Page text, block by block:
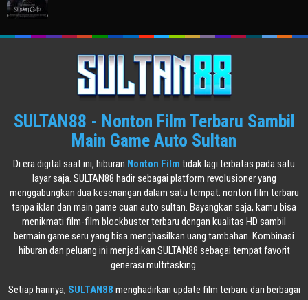
SULTAN88 - Nonton Film Terbaru Sambil
Main Game Auto Sultan
Di era digital saat ini, hiburan Nonton Film tidak lagi terbatas pada satu
layar saja. SULTAN88 hadir sebagai platform revolusioner yang
menggabungkan dua kesenangan dalam satu tempat: nonton film terbaru
tanpa iklan dan main game cuan auto sultan. Bayangkan saja, kamu bisa
menikmati film-film blockbuster terbaru dengan kualitas HD sambil
bermain game seru yang bisa menghasilkan uang tambahan. Kombinasi
hiburan dan peluang ini menjadikan SULTAN88 sebagai tempat favorit
generasi multitasking.
Setiap harinya, SULTAN88 menghadirkan update film terbaru dari berbagai